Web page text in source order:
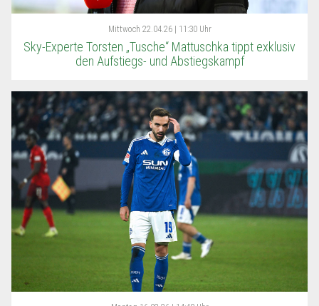
Mittwoch 22.04.26 | 11:30 Uhr
Sky-Experte Torsten „Tusche“ Mattuschka tippt exklusiv
den Aufstiegs- und Abstiegskampf